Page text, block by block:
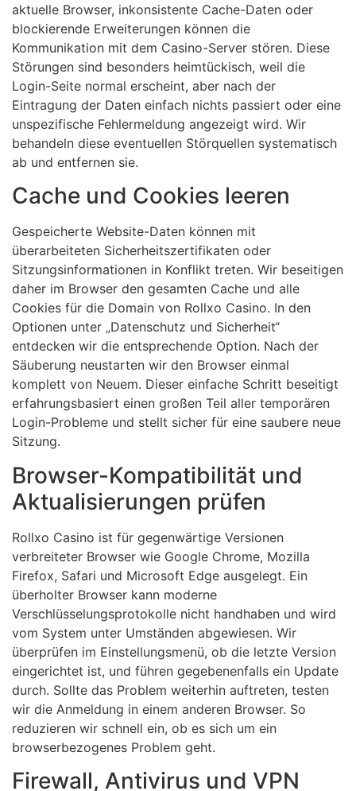
aktuelle Browser, inkonsistente Cache-Daten oder
blockierende Erweiterungen können die
Kommunikation mit dem Casino-Server stören. Diese
Störungen sind besonders heimtückisch, weil die
Login-Seite normal erscheint, aber nach der
Eintragung der Daten einfach nichts passiert oder eine
unspezifische Fehlermeldung angezeigt wird. Wir
behandeln diese eventuellen Störquellen systematisch
ab und entfernen sie.
Cache und Cookies leeren
Gespeicherte Website-Daten können mit
überarbeiteten Sicherheitszertifikaten oder
Sitzungsinformationen in Konflikt treten. Wir beseitigen
daher im Browser den gesamten Cache und alle
Cookies für die Domain von Rollxo Casino. In den
Optionen unter „Datenschutz und Sicherheit“
entdecken wir die entsprechende Option. Nach der
Säuberung neustarten wir den Browser einmal
komplett von Neuem. Dieser einfache Schritt beseitigt
erfahrungsbasiert einen großen Teil aller temporären
Login-Probleme und stellt sicher für eine saubere neue
Sitzung.
Browser-Kompatibilität und
Aktualisierungen prüfen
Rollxo Casino ist für gegenwärtige Versionen
verbreiteter Browser wie Google Chrome, Mozilla
Firefox, Safari und Microsoft Edge ausgelegt. Ein
überholter Browser kann moderne
Verschlüsselungsprotokolle nicht handhaben und wird
vom System unter Umständen abgewiesen. Wir
überprüfen im Einstellungsmenü, ob die letzte Version
eingerichtet ist, und führen gegebenenfalls ein Update
durch. Sollte das Problem weiterhin auftreten, testen
wir die Anmeldung in einem anderen Browser. So
reduzieren wir schnell ein, ob es sich um ein
browserbezogenes Problem geht.
Firewall, Antivirus und VPN